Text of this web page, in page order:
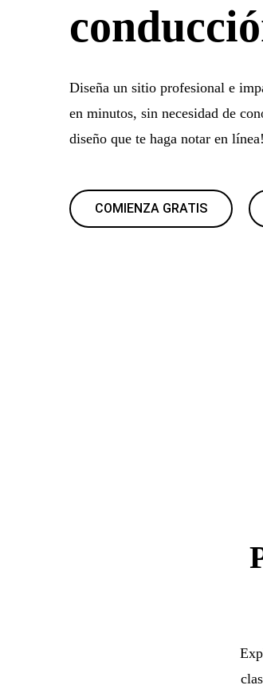
Diseña un sitio profesional e
en minutos, sin necesidad de
diseño que te haga notar en línea!
COMIENZA GRATIS